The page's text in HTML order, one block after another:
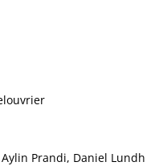
Prandi, Daniel Lundh